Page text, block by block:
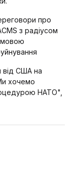
про
з радіусом
від США на
хочемо
НАТО",